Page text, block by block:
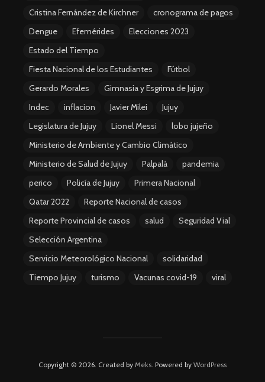
Cristina Fernández de Kirchner
cronograma de pagos
Dengue
Efemérides
Elecciones 2023
Estado del Tiempo
Fiesta Nacional de los Estudiantes
Fútbol
Gerardo Morales
Gimnasia y Esgrima de Jujuy
Indec
inflacion Javier Milei
Jujuy
Legislatura de Jujuy
Lionel Messi
lobo jujeño
Ministerio de Ambiente y Cambio Climático
Ministerio de Salud de Jujuy
Palpalá
pandemia
perico
Policía de Jujuy
Primera Nacional
Qatar 2022
Reporte Nacional de casos
Reporte Provincial de casos
salud
Seguridad Vial
Selección Argentina
Servicio Meteorológico Nacional
solidaridad
Tiempo Jujuy
turismo Vacunas covid-19 viral
Copyright © 2026. Created by Meks. Powered by WordPress